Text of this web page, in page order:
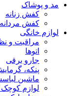
مد و پوشاک
کفش زنانه
کفش مردانه
لوازم خانگی
مراقبت و
اتوها
جارو برقی
پنکه،
ماشین
لوازم کوچک